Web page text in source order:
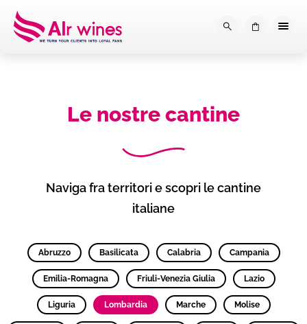
Dalla loro vendemmia, alla
Le nostre cantine
Naviga fra territori e scopri le cantine
italiane
Abruzzo Basilicata Calabria Campania
Emilia-Romagna Friuli-Venezia Giulia Lazio
Liguria Lombardia Marche Molise